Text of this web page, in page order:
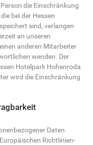
die Einschränkung
bei der Hessen
sind, verlangen
an unseren
anderen Mitarbeiter
wenden. Der
Hotelpark Hohenroda
wird die Einschränkung
Daten
Richtlinien-